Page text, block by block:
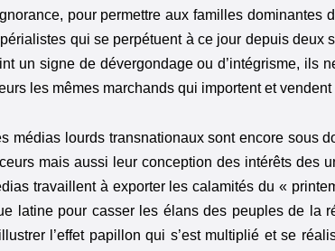
pour permettre aux familles
qui se perpétuent à ce jour depuis
un signe de dévergondage ou d’intégrisme, ils
les mêmes marchands qui importent et
médias lourds transnationaux sont encore sous
mais aussi leur conception des intérêts des
travaillent à exporter les calamités du «
latine pour casser les élans des peuples de la
l’effet papillon qui s’est multiplié et se